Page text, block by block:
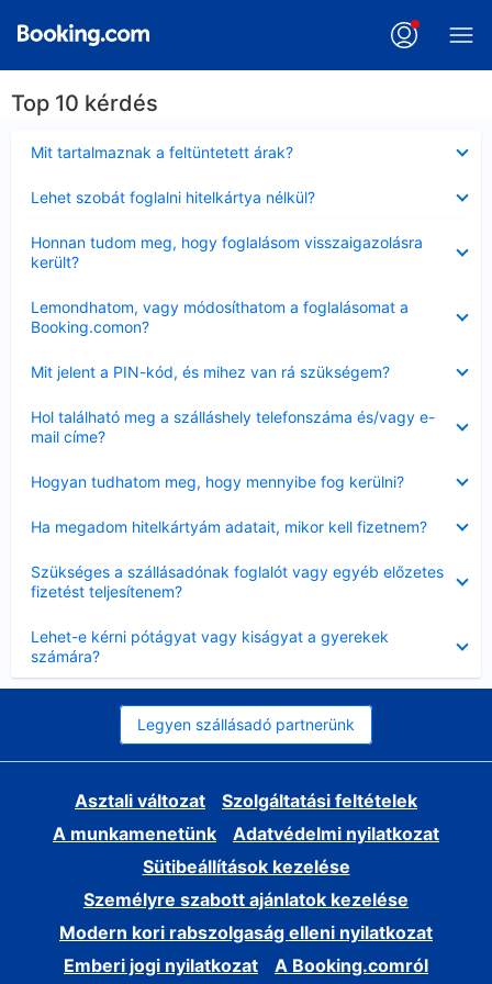
Top 10 kérdés
Mit tartalmaznak a feltüntetett árak?
Lehet szobát foglalni hitelkártya nélkül?
Honnan tudom meg, hogy foglalásom visszaigazolásra
került?
Lemondhatom, vagy módosíthatom a foglalásomat a
Booking.comon?
Mit jelent a PIN-kód, és mihez van rá szükségem?
Hol található meg a szálláshely telefonszáma és/vagy e-
mail címe?
Hogyan tudhatom meg, hogy mennyibe fog kerülni?
Ha megadom hitelkártyám adatait, mikor kell fizetnem?
Szükséges a szállásadónak foglalót vagy egyéb előzetes
fizetést teljesítenem?
Lehet-e kérni pótágyat vagy kiságyat a gyerekek
számára?
Legyen szállásadó partnerünk
Asztali változat
Szolgáltatási feltételek
A munkamenetünk
Adatvédelmi nyilatkozat
Sütibeállítások kezelése
Személyre szabott ajánlatok kezelése
Modern kori rabszolgaság elleni nyilatkozat
Emberi jogi nyilatkozat
A Booking.comról